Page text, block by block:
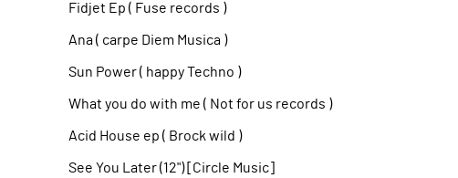
Fidjet Ep ( Fuse records )
Ana ( carpe Diem Musica )
Sun Power ( happy Techno )
What you do with me ( Not for us records )
Acid House ep ( Brock wild )
See You Later (12") [Circle Music]